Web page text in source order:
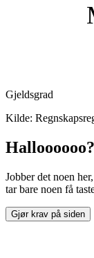
Gjeldsgrad
Kilde:
Halloooooo?
Jobber det noen
tar bare noen få
Gjør krav på siden